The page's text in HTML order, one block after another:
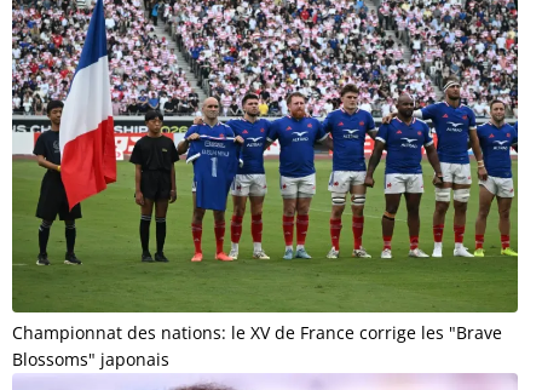
Championnat des nations: le XV de France corrige les "Brave
Blossoms" japonais